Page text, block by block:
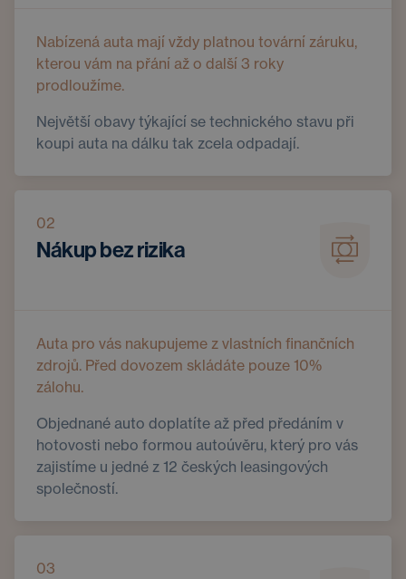
Nabízená auta mají vždy platnou tovární záruku,
kterou vám na přání až o další 3 roky
prodloužíme.
Největší obavy týkající se technického stavu při
koupi auta na dálku tak zcela odpadají.
02
Nákup bez rizika
Auta pro vás nakupujeme z vlastních finančních
zdrojů. Před dovozem skládáte pouze 10%
zálohu.
Objednané auto doplatíte až před předáním v
hotovosti nebo formou autoúvěru, který pro vás
zajistíme u jedné z 12 českých leasingových
společností.
03